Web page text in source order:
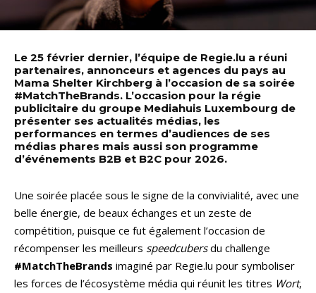
Le 25 février dernier, l’équipe de Regie.lu a réuni
partenaires, annonceurs et agences du pays au
Mama Shelter Kirchberg à l’occasion de sa soirée
#MatchTheBrands. L’occasion pour la régie
publicitaire du groupe Mediahuis Luxembourg de
présenter ses actualités médias, les
performances en termes d’audiences de ses
médias phares mais aussi son programme
d’événements B2B et B2C pour 2026.
Une soirée placée sous le signe de la convivialité, avec une
belle énergie, de beaux échanges et un zeste de
compétition, puisque ce fut également l’occasion de
récompenser les meilleurs speedcubersdu challenge
#MatchTheBrands imaginé par Regie.lu pour symboliser
les forces de l’écosystème média qui réunit les titres Wort,